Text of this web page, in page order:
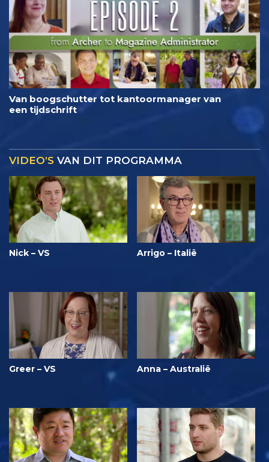
Van boogschutter tot kantoormanager van
een tijdschrift
VIDEO’S VAN DIT PROGRAMMA
Nick – VS Arrigo – Italië
Greer – VS Anna – Australië